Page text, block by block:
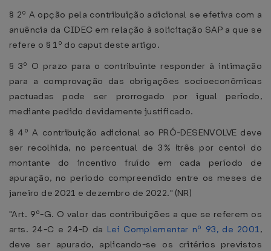
§ 2º A opção pela contribuição adicional se efetiva com a
anuência da CIDEC em relação à solicitação SAP a que se
refere o § 1º do caput deste artigo.
§ 3º O prazo para o contribuinte responder à intimação
para a comprovação das obrigações socioeconômicas
pactuadas pode ser prorrogado por igual período,
mediante pedido devidamente justificado.
§ 4º A contribuição adicional ao PRÓ-DESENVOLVE deve
ser recolhida, no percentual de 3% (três por cento) do
montante do incentivo fruído em cada período de
apuração, no período compreendido entre os meses de
janeiro de 2021 e dezembro de 2022." (NR)
"Art. 9º-G. O valor das contribuições a que se referem os
arts. 24-C e 24-D da Lei Complementar nº 93, de 2001,
deve ser apurado, aplicando-se os critérios previstos